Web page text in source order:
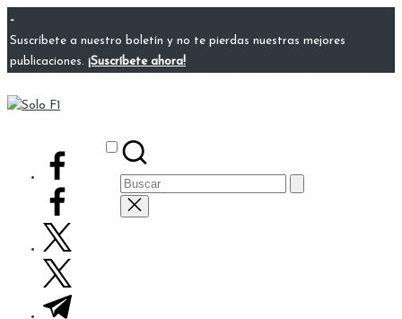
Saltar
al
contenido
-
Suscríbete a nuestro boletín y no te pierdas nuestras mejores
publicaciones. ¡Suscríbete ahora!
Solo
facebook.com
twitter.com
t.me
Buscar: